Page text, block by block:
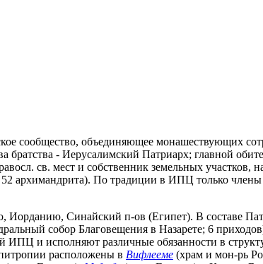
сообщество, объединяющее монашествующих
- Иерусалимский Патриарх; главной
св. мест и собственник земельных
архимандрита). По традиции в ИПЦ только члены
Синайский п-ов (Египет). В составе
собор Благовещения в Назарете; 6
и исполняют различные обязанности в
расположены в Вифлееме (храм и мон-рь